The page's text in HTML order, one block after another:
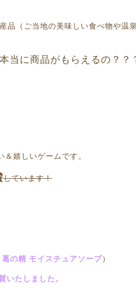
品（ご当地の美味しい食べ物や温
本当に商品がもらえるの？？
嬉しいゲームです。
しています！
葛の精 モイスチュアソープ）
いたしました。